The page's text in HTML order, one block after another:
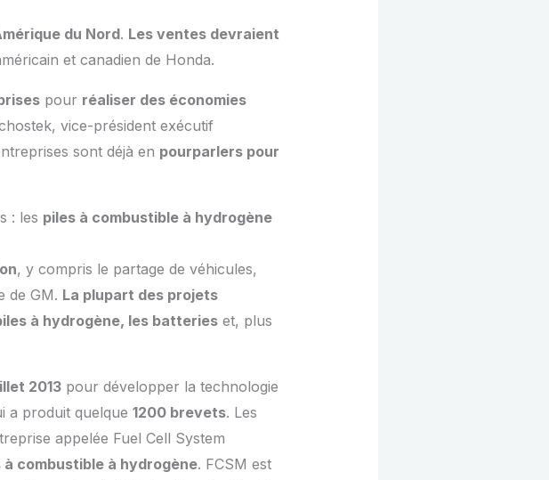
du Nord. Les ventes devraient
et canadien de Honda.
pour réaliser des économies
vice-président exécutif
sont déjà en pourparlers pour
: les piles à combustible à hydrogène
, y compris le partage de véhicules,
de GM. La plupart des projets
à hydrogène, les batterieset, plus
2013pour développer la technologie
a produit quelque 1200 brevets. Les
appelée Fuel Cell System
à combustible à hydrogène. FCSM est